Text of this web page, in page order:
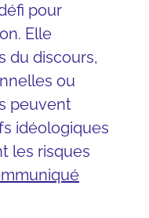
pour
Elle
du discours,
ou
peuvent
idéologiques
les risques